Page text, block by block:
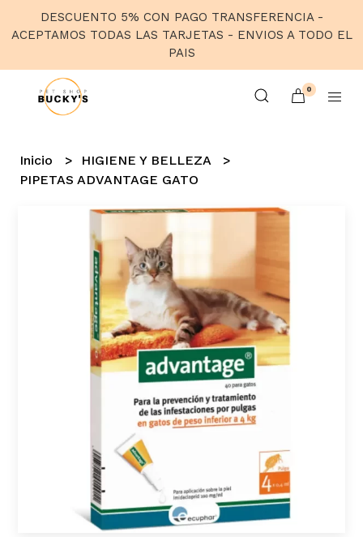
DESCUENTO 5% CON PAGO TRANSFERENCIA -
ACEPTAMOS TODAS LAS TARJETAS - ENVIOS A TODO EL
PAIS
0
Inicio
HIGIENE Y BELLEZA
PIPETAS ADVANTAGE GATO